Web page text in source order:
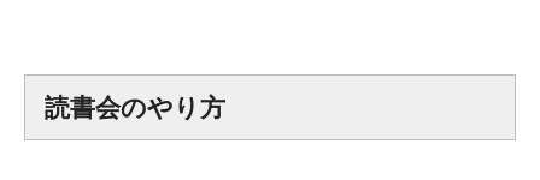
読書会のやり方